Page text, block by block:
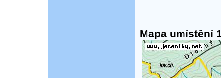
Mapa umístění